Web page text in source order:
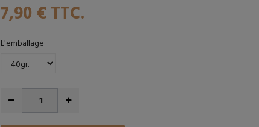
7,90 € TTC.
L'emballage